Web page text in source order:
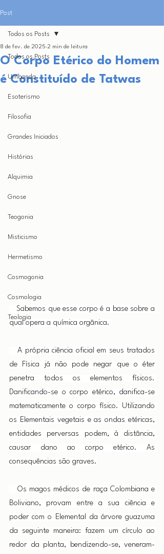
Post
Todos os Posts
Umbanda
Esoterismo
Filosofia
Grandes Iniciados
Histórias
Alquimia
Gnose
Teogonia
Misticismo
Hermetismo
Cosmogonia
Cosmologia
Teologia
Todos os Posts
O Corpo Etérico do Homem
é Constituído de Tatwas
8 de fev. de 2025 2 min de leitura
Sabemos que esse corpo é a base sobre a
qual opera a química orgânica.
A própria ciência oficial em seus tratados
de Física já não pode negar que o éter
penetra todos os elementos físicos.
Danificando-se o corpo etérico, danifica-se
matematicamente o corpo físico. Utilizando
os Elementais vegetais e as ondas etéricas,
entidades perversas podem, à distância,
causar dano ao corpo etérico. As
consequências são graves.
Os magos médicos de raça Colombiana e
Boliviano, provam entre a sua ciência e
poder com o Elemental da árvore guazuma
da seguinte maneira: fazem um círculo ao
redor da planta, bendizendo-se, veneram-